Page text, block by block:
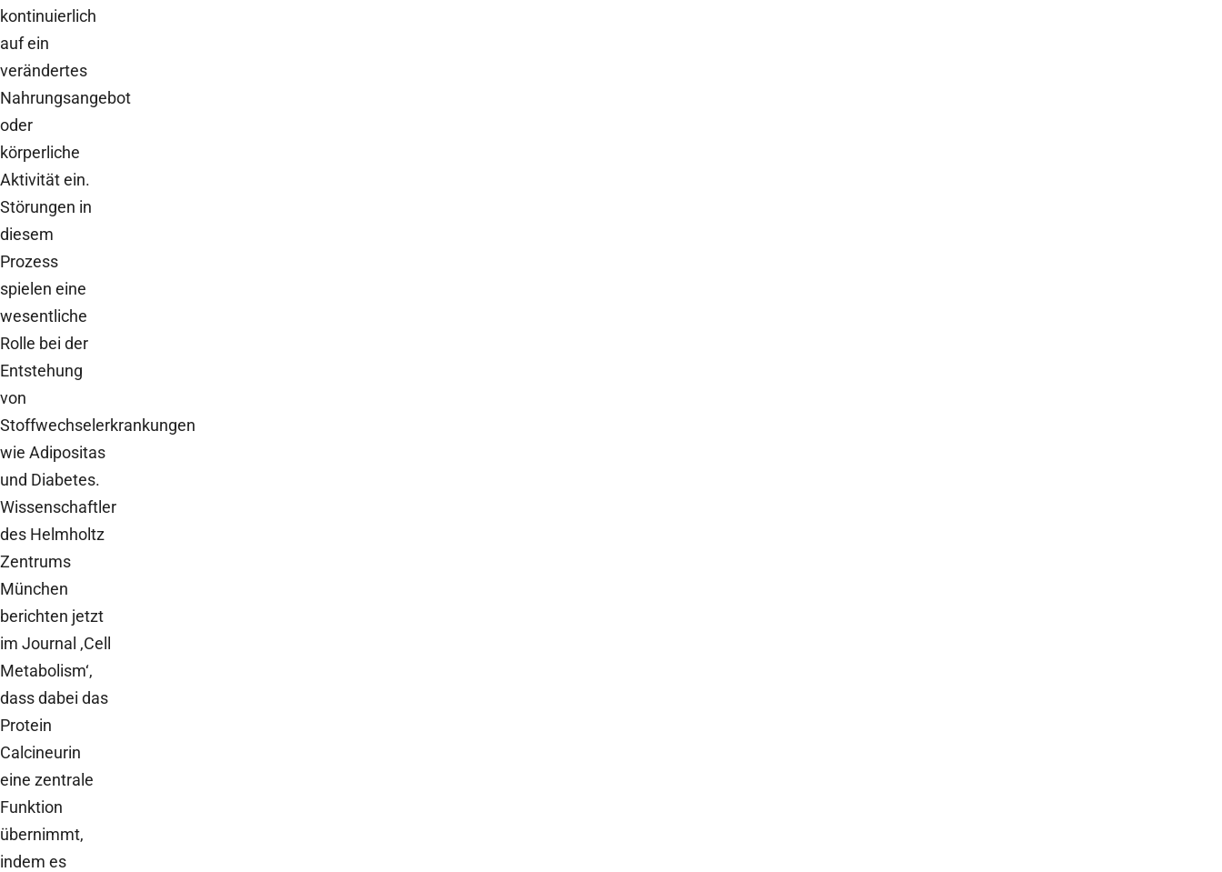
kontinuierlich
auf ein
verändertes
Nahrungsangebot
oder
körperliche
Aktivität ein.
Störungen in
diesem
Prozess
spielen eine
wesentliche
Rolle bei der
Entstehung
von
Stoffwechselerkrankungen
wie Adipositas
und Diabetes.
Wissenschaftler
des Helmholtz
Zentrums
München
berichten jetzt
im Journal ‚Cell
Metabolism‘,
dass dabei das
Protein
Calcineurin
eine zentrale
Funktion
übernimmt,
indem es